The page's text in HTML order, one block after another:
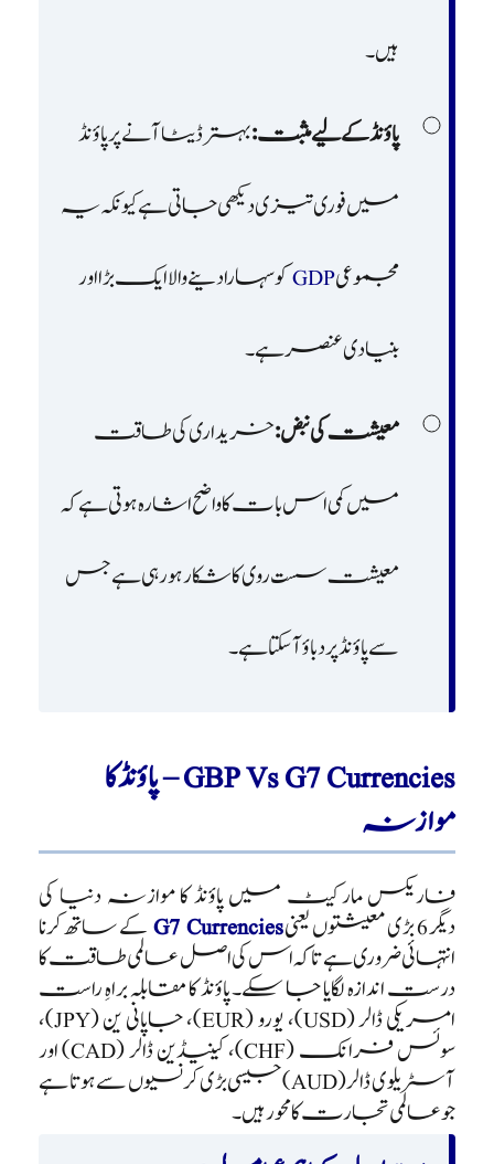
ہیں۔
پاؤنڈ کے لیے مثبت:بہتر ڈیٹا آنے پر پاؤنڈ
میں فوری تیزی دیکھی جاتی ہے کیونکہ یہ
مجموعیGDPکو سہارا دینے والا ایک بڑا اور
بنیادی عنصر ہے۔
معیشت کی نبض:خریداری کی طاقت
میں کمی اس بات کا واضح اشارہ ہوتی ہے کہ
معیشت سست روی کا شکار ہو رہی ہے جس
سے پاؤنڈ پر دباؤ آ سکتا ہے۔
GBP Vs G7 Currencies – پاؤنڈ کا
موازنہ
فاریکس مارکیٹ میں پاؤنڈ کا موازنہ دنیا کی
دیگر 6 بڑی معیشتوں یعنی
G7 Currenciesکے ساتھ کرنا
انتہائی ضروری ہے تاکہ اس کی اصل عالمی طاقت کا
درست اندازہ لگایا جا سکے۔ پاؤنڈ کا مقابلہ براہِ راست
امریکی ڈالر (USD)، یورو (EUR)، جاپانی ین (JPY)،
سوئس فرانک (CHF)، کینیڈین ڈالر (CAD) اور
آسٹریلوی ڈالر (AUD) جیسی بڑی کرنسیوں سے ہوتا ہے
جو عالمی تجارت کا محور ہیں۔